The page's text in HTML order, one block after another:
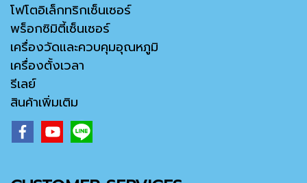
โฟโตอิเล็กทริกเซ็นเซอร์
พร็อกซิมิตี้เซ็นเซอร์
เครื่องวัดและควบคุมอุณหภูมิ
เครื่องตั้งเวลา
รีเลย์
สินค้าเพิ่มเติม